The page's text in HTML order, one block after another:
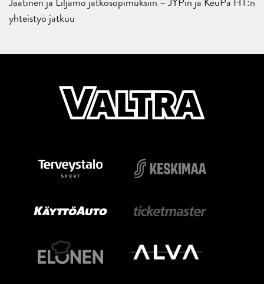
yhteistyö jatkuu